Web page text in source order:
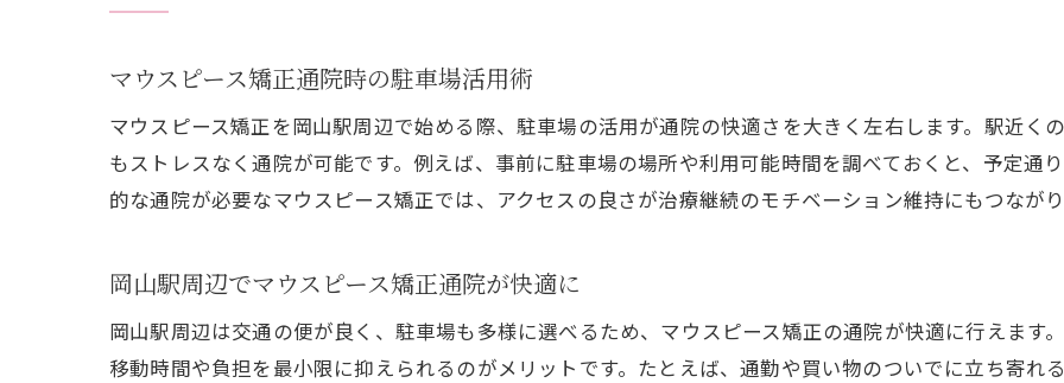
マウスピース矯正で得られる実際の効果とは
岡山で安いマウスピース矯正の特徴解説
通院にかかる費用も含めた矯正費用の考え方
岡山駅周辺で快適に矯正治療を受けるコツ
岡山駅付近でマウスピース矯正を快適に受ける方
駅近の駐車場利用で矯正治療もラクラク通院
マウスピース矯正通院時の駐車場活用術
マウスピース矯正を岡山駅周辺で始める際、駐車場の活用が通院の快適さを大きく左右します。駅近く
もストレスなく通院が可能です。例えば、事前に駐車場の場所や利用可能時間を調べておくと、予定通
的な通院が必要なマウスピース矯正では、アクセスの良さが治療継続のモチベーション維持にもつなが
岡山駅周辺でマウスピース矯正通院が快適に
岡山駅周辺は交通の便が良く、駐車場も多様に選べるため、マウスピース矯正の通院が快適に行えます
移動時間や負担を最小限に抑えられるのがメリットです。たとえば、通勤や買い物のついでに立ち寄れ